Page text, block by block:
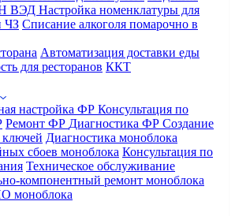
ВЭД Настройка номенклатуры для
ЧЗ Списание алкоголя помарочно в
Автоматизация доставки еды
для ресторанов ККТ
настройка ФР Консультация по
Ремонт ФР Диагностика ФР Создание
Диагностика моноблока
сбоев моноблока Консультация по
Техническое обслуживание
компонентный ремонт моноблока
моноблока